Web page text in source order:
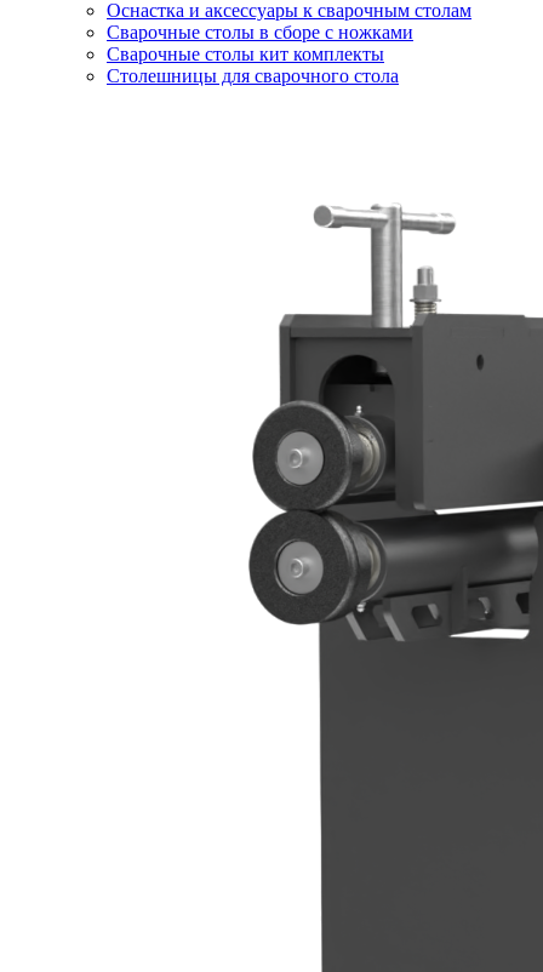
Оснастка и аксессуары к сварочным столам
Сварочные столы в сборе с ножками
Сварочные столы кит комплекты
Столешницы для сварочного стола